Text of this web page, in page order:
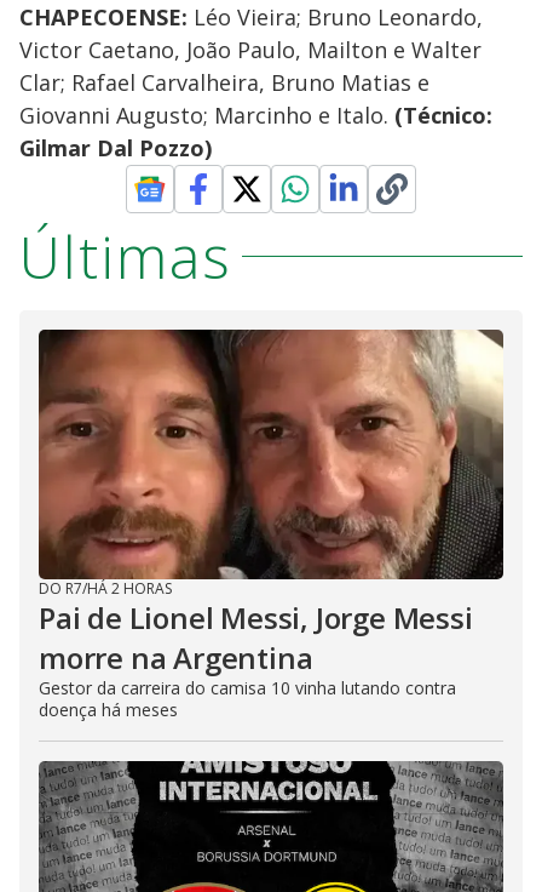
CHAPECOENSE: Léo Vieira; Bruno Leonardo,
Victor Caetano, João Paulo, Mailton e Walter
Clar; Rafael Carvalheira, Bruno Matias e
Giovanni Augusto; Marcinho e Italo. (Técnico:
Gilmar Dal Pozzo)
Últimas
DO R7/HÁ 2 HORAS
Pai de Lionel Messi, Jorge Messi
morre na Argentina
Gestor da carreira do camisa 10 vinha lutando contra
doença há meses